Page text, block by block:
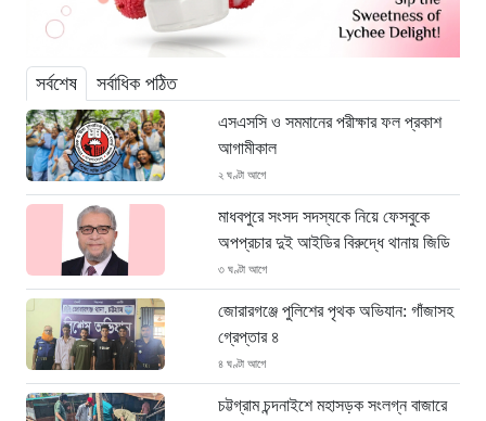
সর্বশেষ সর্বাধিক পঠিত
এসএসসি ও সমমানের পরীক্ষার ফল প্রকাশ
আগামীকাল
২ ঘণ্টা আগে
মাধবপুরে সংসদ সদস্যকে নিয়ে ফেসবুকে
অপপ্রচার দুই আইডির বিরুদ্ধে থানায় জিডি
৩ ঘণ্টা আগে
জোরারগঞ্জে পুলিশের পৃথক অভিযান: গাঁজাসহ
গ্রেপ্তার ৪
৪ ঘণ্টা আগে
চট্টগ্রাম চন্দনাইশে মহাসড়ক সংলগ্ন বাজারে